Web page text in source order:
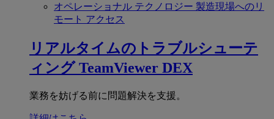
オペレーショナル テクノロジー 製造現場へのリ
モート アクセス
リアルタイムのトラブルシューテ
ィング TeamViewer DEX
業務を妨げる前に問題解決を支援。